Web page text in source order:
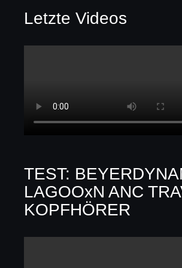
Letzte Videos
TEST:
LAGOOxN ANC
KOPFHÖRER